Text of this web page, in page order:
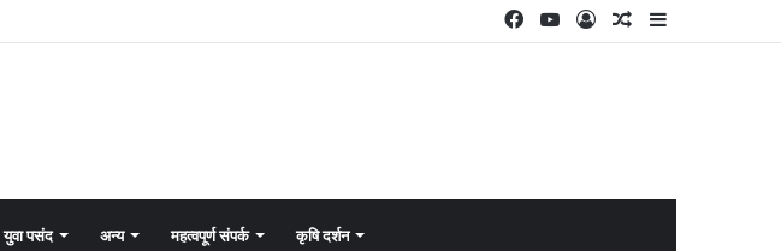
Sidebar
Random
Log
YouTube
Facebook
युवा पसंद अन्य महत्वपूर्ण संपर्क कृषि दर्शन